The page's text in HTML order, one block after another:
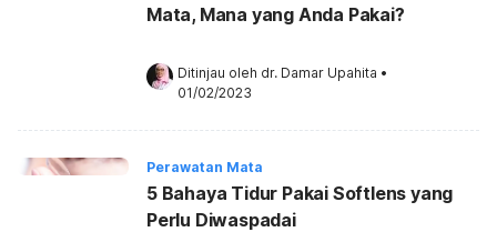
Mata, Mana yang Anda Pakai?
Ditinjau oleh dr. Damar Upahita •
01/02/2023
Perawatan Mata
5 Bahaya Tidur Pakai Softlens yang
Perlu Diwaspadai